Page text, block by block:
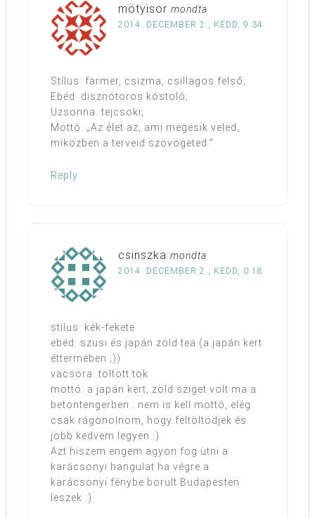
mötyisor mondta
2014. DECEMBER 2., KEDD, 9:34
Stílus: farmer, csizma, csillagos felső;
Ebéd: disznótoros kóstoló;
Uzsonna: tejcsoki;
Mottó: „Az élet az, ami megesik veled,
miközben a terveid szövögeted.”
Reply
csinszka mondta
2014. DECEMBER 2., KEDD, 0:18
stílus: kék-fekete
ebéd: szusi és japán zöld tea (a japán kert
éttermében ;))
vacsora: töltött tök
mottó: a japán kert, zöld sziget volt ma a
betontengerben.. nem is kell mottó, elég
csak rágonolnom, hogy feltöltödjek és
jobb kedvem legyen :)
Azt hiszem engem agyon fog ütni a
karácsonyi hangulat ha végre a
karácsonyi fénybe borult Budapesten
leszek :)